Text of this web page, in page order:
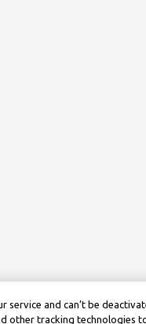
service and can’t be
other tracking technologies